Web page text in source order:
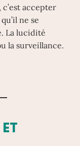
accepter
ne se
La lucidité
la surveillance.